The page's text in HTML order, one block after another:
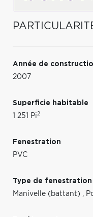
Année de
2007
Superficie habitable
1 251 Pi2
Fenestration
PVC
Type de fenestration
Manivelle (battant) ,